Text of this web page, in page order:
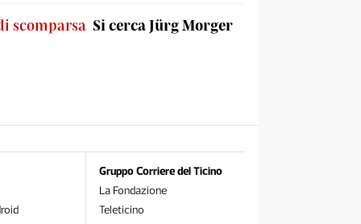
scomparsa Si cerca Jürg Morger
Gruppo Corriere del Ticino
La Fondazione
Teleticino